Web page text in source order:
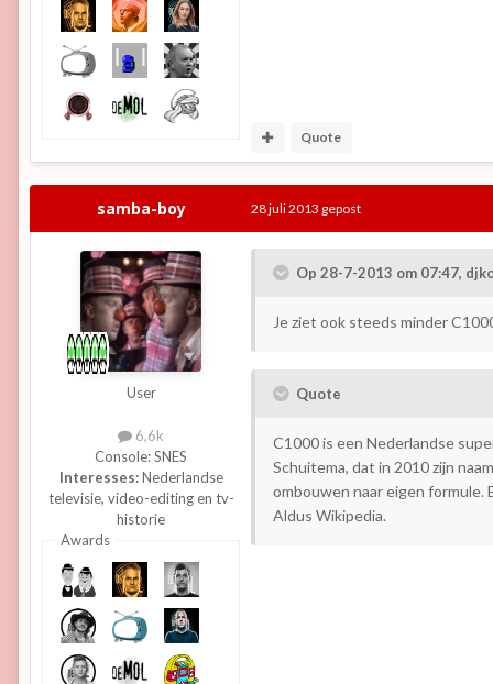
Quote
samba-boy
User
6,6k
Console:SNES
Interesses:Nederlandse
televisie, video-editing en tv-
historie
Awards
28 juli 2013 gepost
Op 28-7-2013 om 07:47,
Je ziet ook steeds minder
Quote
C1000 is een Nederlandse
Schuitema, dat in 2010 zijn
ombouwen naar eigen formule.
Aldus Wikipedia.